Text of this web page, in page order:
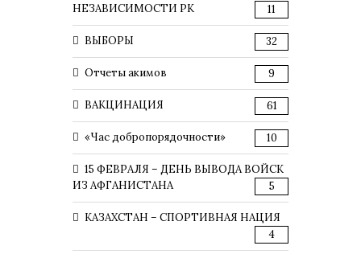
НЕЗАВИСИМОСТИ РК
11
ВЫБОРЫ 32
Отчеты акимов 9
ВАКЦИНАЦИЯ 61
«Час добропорядочности» 10
15 ФЕВРАЛЯ – ДЕНЬ ВЫВОДА ВОЙСК
ИЗ АФГАНИСТАНА
5
КАЗАХСТАН – СПОРТИВНАЯ НАЦИЯ
4